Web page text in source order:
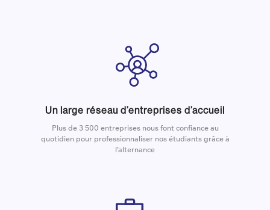
Un large réseau d’entreprises d’accueil
Plus de 3 500 entreprises nous font confiance au
quotidien pour professionnaliser nos étudiants grâce à
l’alternance